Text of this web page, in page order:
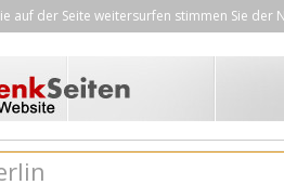
auf der Seite weitersurfen stimmen Sie der